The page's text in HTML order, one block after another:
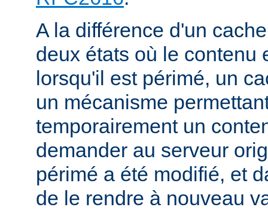
A la différence d'un
deux états où le contenu
lorsqu'il est périmé, un
un mécanisme
temporairement un
demander au serveur
périmé a été modifié, et
de le rendre à nouveau